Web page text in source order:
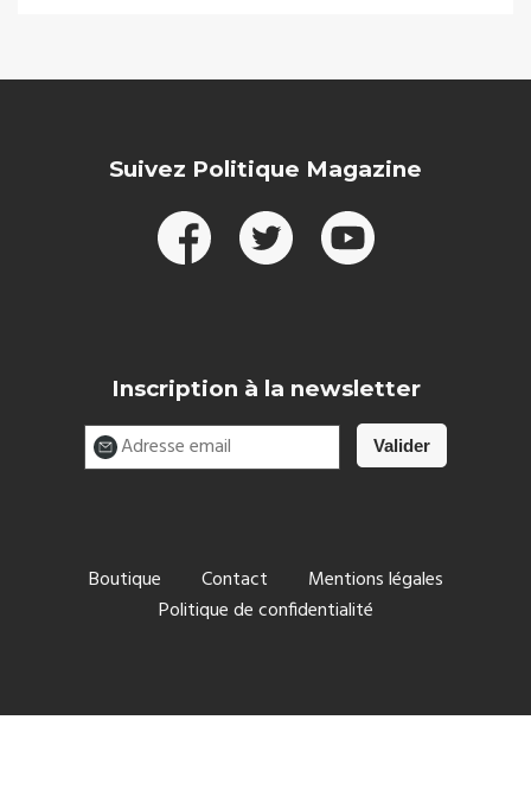
Suivez Politique Magazine
Inscription à la newsletter
Boutique Contact
Mentions légales
Politique de confidentialité